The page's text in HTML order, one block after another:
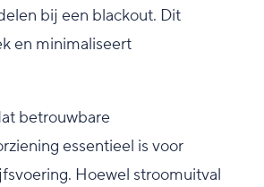
bij een blackout. Dit
en minimaliseert
betrouwbare
essentieel is voor
Hoewel stroomuitval